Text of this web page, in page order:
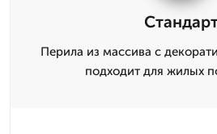
Перила из массива с
подходит для жилых